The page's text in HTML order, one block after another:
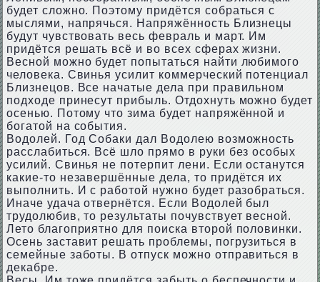
будет сложно. Поэтому придётся собраться с
мыслями, напрячься. Напряжённость Близнецы
будут чувствовать весь февраль и март. Им
придётся решать всё и во всех сферах жизни.
Весной можно будет попытаться найти любимого
человека. Свинья усилит коммерческий потенциал
Близнецов. Все начатые дела при правильном
подходе принесут прибыль. Отдохнуть можно будет
осенью. Потому что зима будет напряжённой и
богатой на события.
Водолей. Год Собаки дал Водолею возможность
расслабиться. Всё шло прямо в руки без особых
усилий. Свинья не потерпит лени. Если останутся
какие-то незавершённые дела, то придётся их
выполнить. И с работой нужно будет разобраться.
Иначе удача отвернётся. Если Водолей был
трудолюбив, то результаты почувствует весной.
Лето благоприятно для поиска второй половинки.
Осень заставит решать проблемы, погрузиться в
семейные заботы. В отпуск можно отправиться в
декабре.